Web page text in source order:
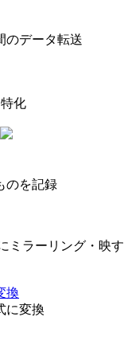
のデータ転送
化
のを記録
ミラーリング・映す
換
に変換